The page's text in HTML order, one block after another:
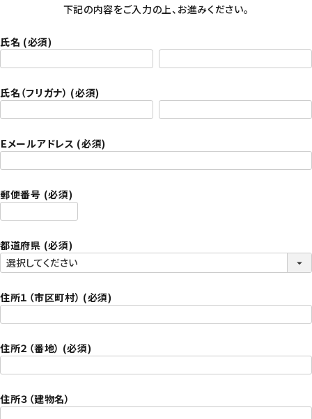
下記の内容をご入力の上、お進みください。
氏名 (必須)
氏名（フリガナ） (必須)
Ｅメールアドレス (必須)
郵便番号 (必須)
都道府県 (必須)
住所１（市区町村） (必須)
住所２（番地） (必須)
住所３（建物名）